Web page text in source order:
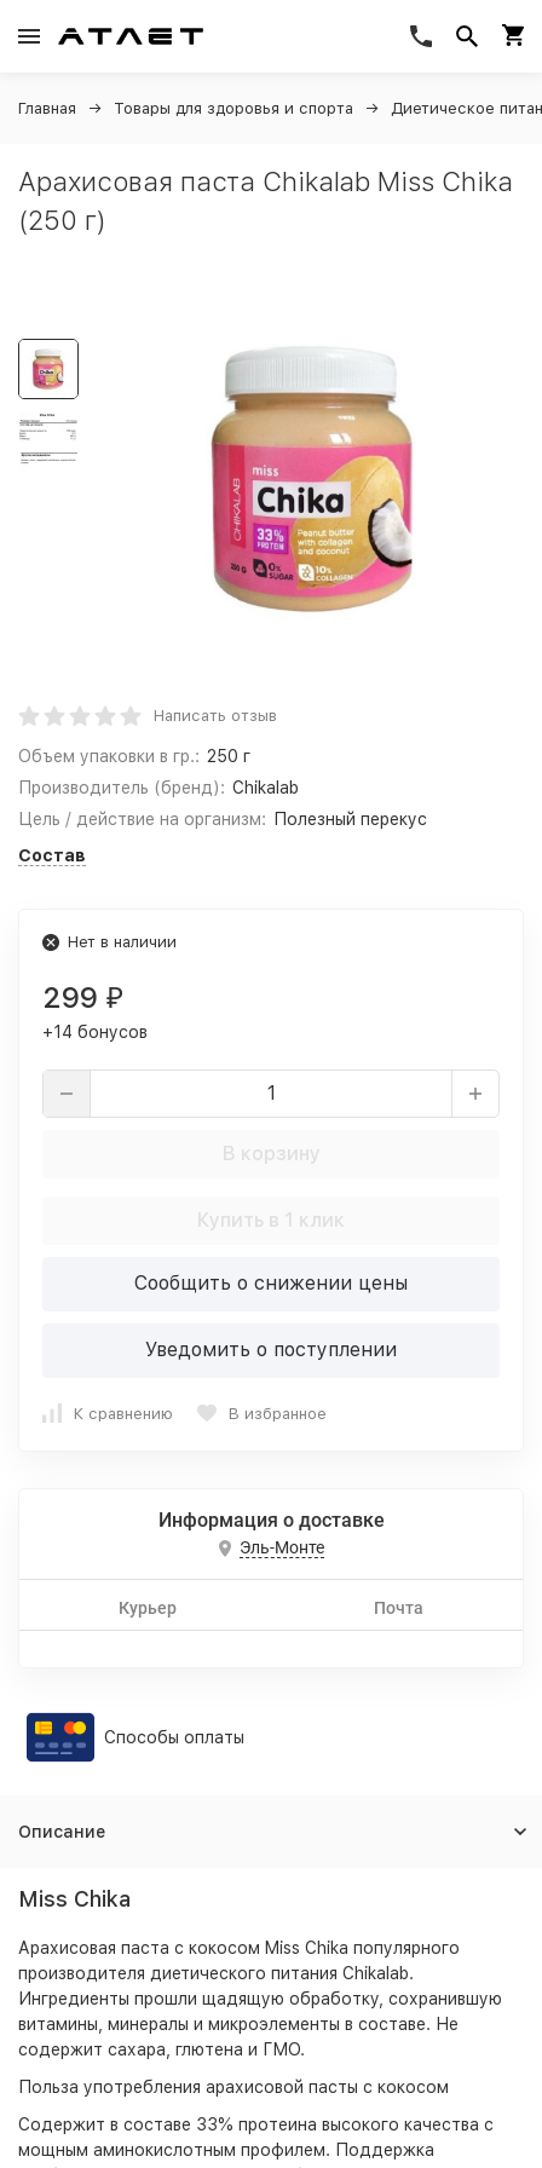
Главная Товары для здоровья и спорта Диетическое
Арахисовая паста Chikalab Miss Chika
(250 г)
Написать отзыв
Объем упаковки в гр.: 250 г
Производитель (бренд): Chikalab
Цель / действие на организм:
Полезный перекус
Состав
Нет в наличии
299 ₽
+14 бонусов
В корзину
Купить в 1 клик
Сообщить о снижении цены
Уведомить о поступлении
К сравнению В избранное
Информация о доставке
Эль-Монте
Курьер Почта
Способы оплаты
Описание
Miss Chika
Арахисовая паста с кокосом Miss Chika популярного
производителя диетического питания Chikalab.
Ингредиенты прошли щадящую обработку, сохранившую
витамины, минералы и микроэлементы в составе. Не
содержит сахара, глютена и ГМО.
Польза употребления арахисовой пасты с кокосом
Содержит в составе 33% протеина высокого качества с
мощным аминокислотным профилем. Поддержка